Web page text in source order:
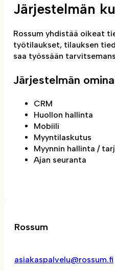
Järjestelmän
Rossum yhdistää oikeat
työtilaukset, tilauksen
saa työssään
Järjestelmän
CRM
Huollon hallinta
Mobiili
Myyntilaskutus
Myynnin hallinta /
Ajan seuranta
Rossum
asiakaspalvelu@rossum.fi